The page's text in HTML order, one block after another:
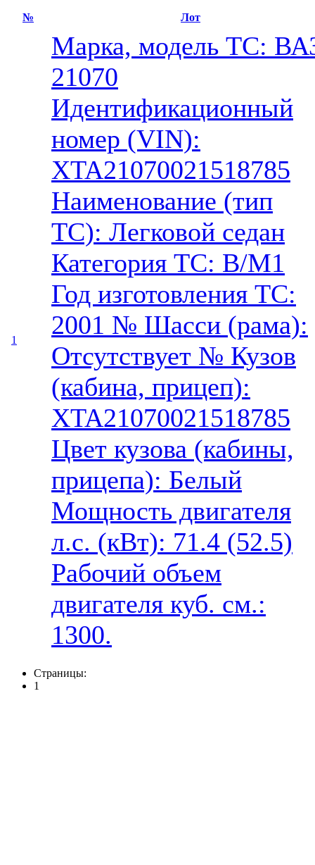
№ Лот
1
Марка, модель ТС:
21070
Идентификационный
номер (VIN):
XTA21070021518785
Наименование (тип
ТС): Легковой седан
Категория ТС: В/М1
Год изготовления ТС:
2001 № Шасси (рама):
Отсутствует № Кузов
(кабина, прицеп):
XTA21070021518785
Цвет кузова (кабины,
прицепа): Белый
Мощность двигателя
л.с. (кВт): 71.4 (52.5)
Рабочий объем
двигателя куб. см.:
1300.
Страницы:
1